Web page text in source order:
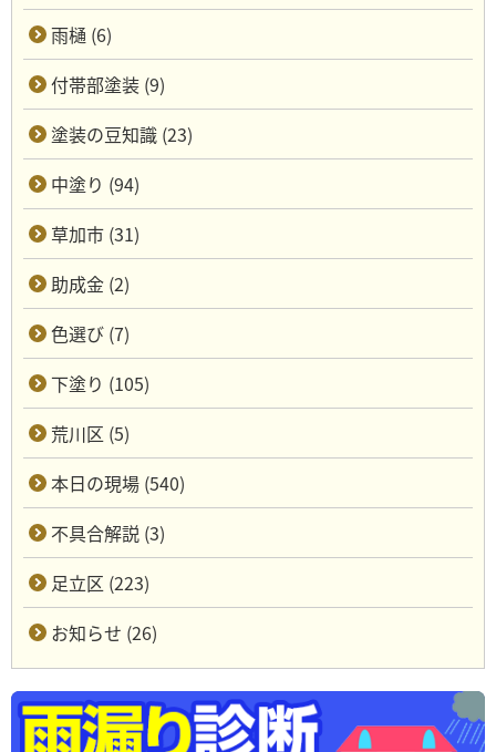
雨樋 (6)
付帯部塗装 (9)
塗装の豆知識 (23)
中塗り (94)
草加市 (31)
助成金 (2)
色選び (7)
下塗り (105)
荒川区 (5)
本日の現場 (540)
不具合解説 (3)
足立区 (223)
お知らせ (26)